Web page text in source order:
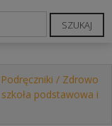
SZUKAJ
Podręczniki / Zdrowo
podstawowa i